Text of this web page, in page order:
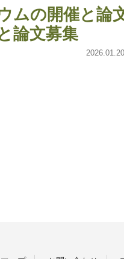
ムの開催と論
論文募集